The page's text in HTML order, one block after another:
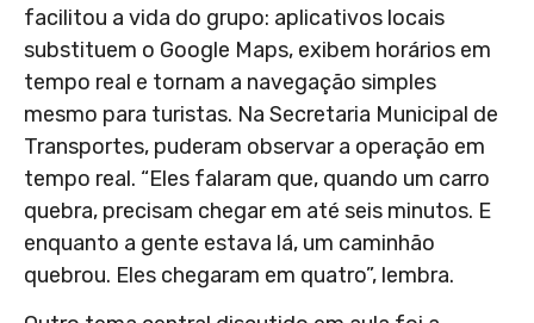
facilitou a vida do grupo: aplicativos locais
substituem o Google Maps, exibem horários em
tempo real e tornam a navegação simples
mesmo para turistas. Na Secretaria Municipal de
Transportes, puderam observar a operação em
tempo real. “Eles falaram que, quando um carro
quebra, precisam chegar em até seis minutos. E
enquanto a gente estava lá, um caminhão
quebrou. Eles chegaram em quatro”, lembra.